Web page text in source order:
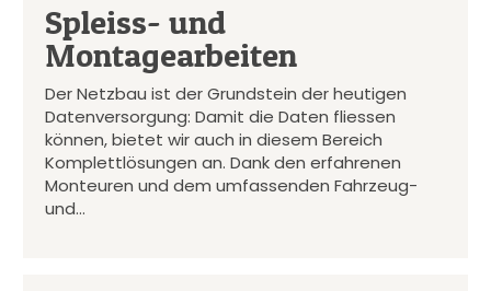
Spleiss- und
Montagearbeiten
Der Netzbau ist der Grundstein der heutigen
Datenversorgung: Damit die Daten fliessen
können, bietet wir auch in diesem Bereich
Komplettlösungen an. Dank den erfahrenen
Monteuren und dem umfassenden Fahrzeug-
und…